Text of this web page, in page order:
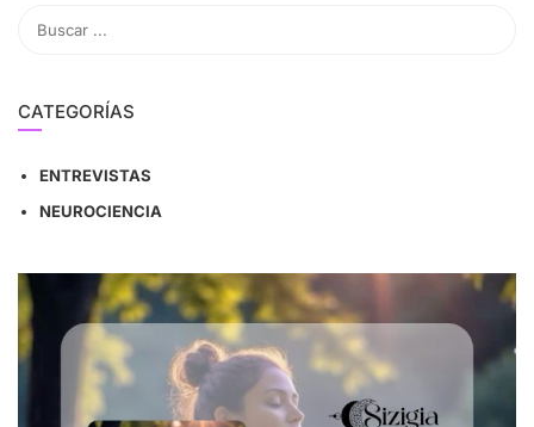
CATEGORÍAS
ENTREVISTAS
NEUROCIENCIA